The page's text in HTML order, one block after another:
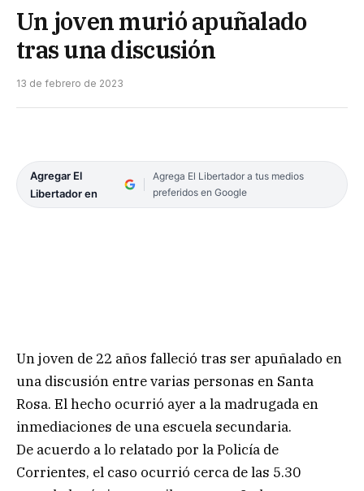
Un joven murió apuñalado
tras una discusión
13 de febrero de 2023
Agregar El
Libertador en
Agrega El Libertador a tus medios
preferidos en Google
Un joven de 22 años falleció tras ser apuñalado en
una discusión entre varias personas en Santa
Rosa. El hecho ocurrió ayer a la madrugada en
inmediaciones de una escuela secundaria.
De acuerdo a lo relatado por la Policía de
Corrientes, el caso ocurrió cerca de las 5.30